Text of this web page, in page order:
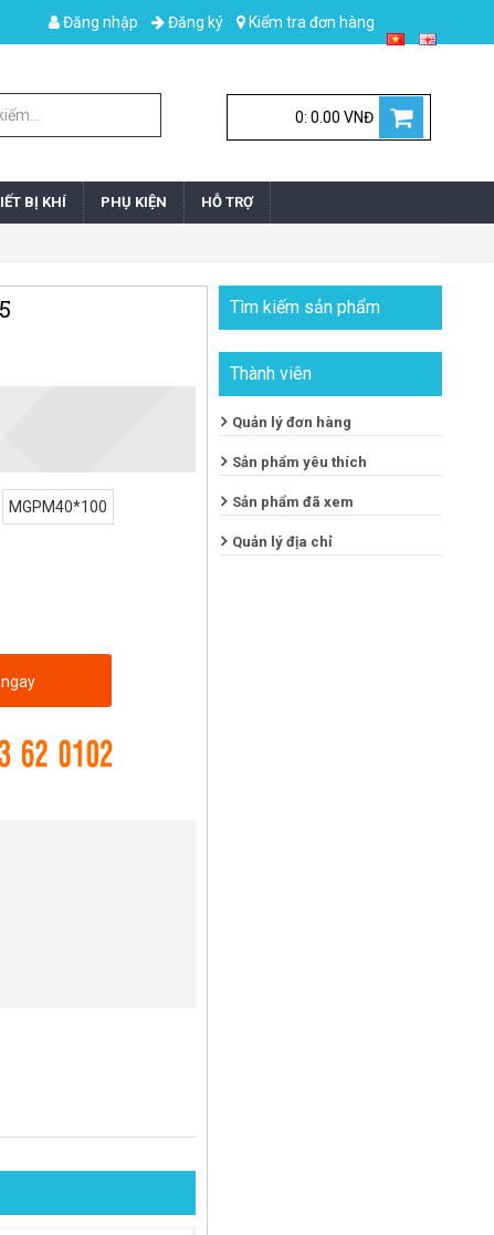
Kiểm tra đơn hàng
Đăng ký
Đăng nhập
0: 0.00 VNĐ
BỊ KHÍ PHỤ KIỆN HỖ TRỢ
MGPM40*100
Tìm kiếm sản phẩm
Thành viên
Quản lý đơn hàng
Sản phẩm yêu thích
Sản phẩm đã xem
Quản lý địa chỉ